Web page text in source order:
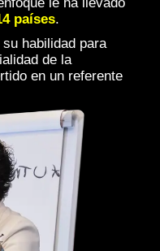
países.
habilidad para
de la
en un referente